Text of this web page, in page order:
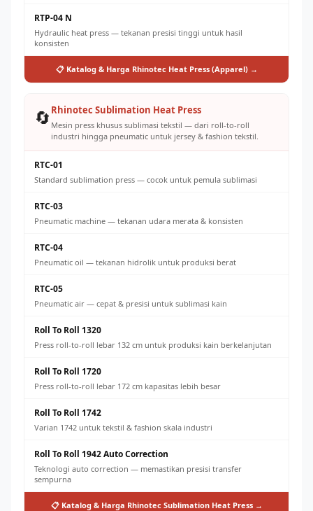
RTP-04 N
Hydraulic heat press — tekanan presisi tinggi untuk hasil
konsisten
📋 Katalog & Harga Rhinotec Heat Press (Apparel) →
🔄 Rhinotec Sublimation Heat Press
Mesin press khusus sublimasi tekstil — dari roll-to-roll
industri hingga pneumatic untuk jersey & fashion tekstil.
RTC-01
Standard sublimation press — cocok untuk pemula sublimasi
RTC-03
Pneumatic machine — tekanan udara merata & konsisten
RTC-04
Pneumatic oil — tekanan hidrolik untuk produksi berat
RTC-05
Pneumatic air — cepat & presisi untuk sublimasi kain
Roll To Roll 1320
Press roll-to-roll lebar 132 cm untuk produksi kain berkelanjutan
Roll To Roll 1720
Press roll-to-roll lebar 172 cm kapasitas lebih besar
Roll To Roll 1742
Varian 1742 untuk tekstil & fashion skala industri
Roll To Roll 1942 Auto Correction
Teknologi auto correction — memastikan presisi transfer
sempurna
📋 Katalog & Harga Rhinotec Sublimation Heat Press →